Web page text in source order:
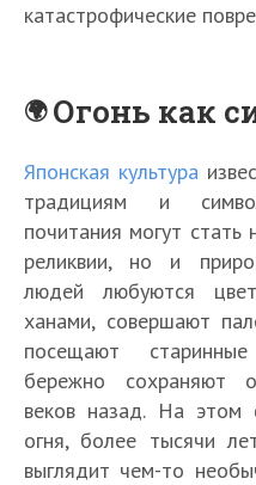
катастрофические
Огонь как
Японская культура
традициям и
почитания могут
реликвии, но и
людей любуются
ханами, совершают
посещают
бережно сохраняют
веков назад. На этом
огня, более тысячи
выглядит чем-то